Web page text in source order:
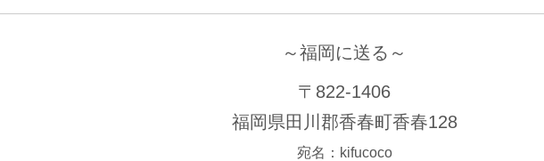
～福岡に送る～
〒822-1406
福岡県田川郡香春町香春128
宛名：kifucoco